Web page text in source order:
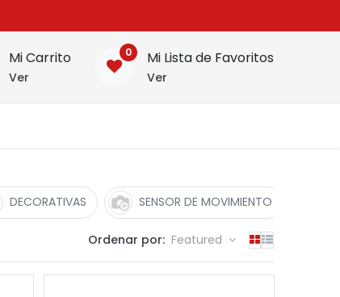
Mi Carrito
Ver
0 Mi Lista de Favoritos
Ver
DECORATIVAS SENSOR DE MOVIMIENTO
Ordenar por: Featured